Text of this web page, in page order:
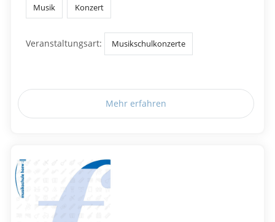
Musik Konzert
Veranstaltungsart: Musikschulkonzerte
Mehr erfahren